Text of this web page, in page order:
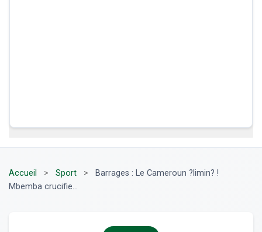
Accueil > Sport >
Barrages : Le Cameroun ?limin? !
Mbemba crucifie...